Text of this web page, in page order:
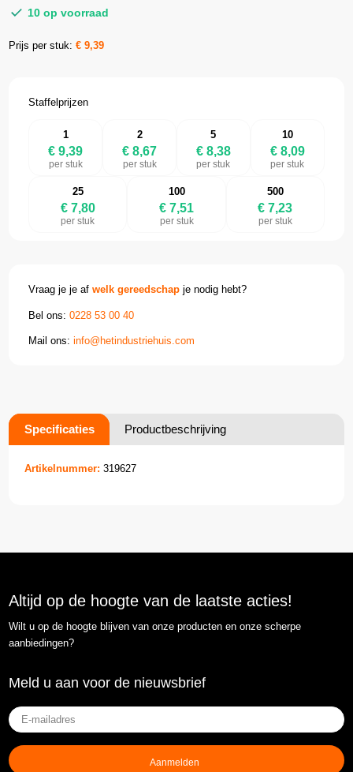
10 op voorraad
Prijs per stuk:€9,39
Staffelprijzen
1
€ 9,39
per stuk
2
€ 8,67
per stuk
5
€ 8,38
per stuk
10
€ 8,09
per stuk
25
€ 7,80
per stuk
100
€ 7,51
per stuk
500
€ 7,23
per stuk
Vraag je je afwelk gereedschap je nodig hebt?
Bel ons:0228 53 00 40
Mail ons:info@hetindustriehuis.com
Specificaties Productbeschrijving
Artikelnummer: 319627
Altijd op de hoogte van de laatste acties!
Wilt u op de hoogte blijven van onze producten en onze scherpe
aanbiedingen?
Meld u aan voor de nieuwsbrief
E-
mailadres
(Vereist)